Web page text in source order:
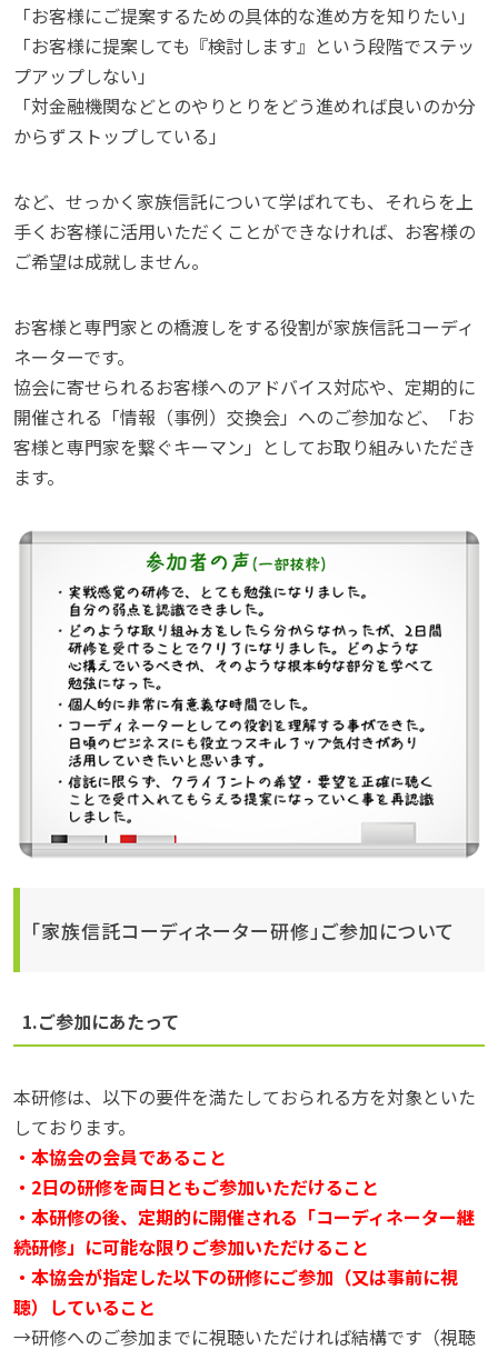
「お客様にご提案するための具体的な進め方を知りたい」
「お客様に提案しても『検討します』という段階でステッ
プアップしない」
「対金融機関などとのやりとりをどう進めれば良いのか分
からずストップしている」
など、せっかく家族信託について学ばれても、それらを上
手くお客様に活用いただくことができなければ、お客様の
ご希望は成就しません。
お客様と専門家との橋渡しをする役割が家族信託コーディ
ネーターです。
協会に寄せられるお客様へのアドバイス対応や、定期的に
開催される「情報（事例）交換会」へのご参加など、「お
客様と専門家を繋ぐキーマン」としてお取り組みいただき
ます。
「家族信託コーディネーター研修」ご参加について
1.ご参加にあたって
本研修は、以下の要件を満たしておられる方を対象といた
しております。
・本協会の会員であること
・2日の研修を両日ともご参加いただけること
・本研修の後、定期的に開催される「コーディネーター継
続研修」に可能な限りご参加いただけること
・本協会が指定した以下の研修にご参加（又は事前に視
聴）していること
→研修へのご参加までに視聴いただければ結構です（視聴